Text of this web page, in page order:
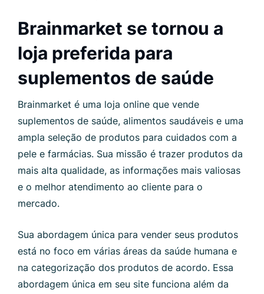
Brainmarket se tornou a
loja preferida para
suplementos de saúde
Brainmarket é uma loja online que vende
suplementos de saúde, alimentos saudáveis ​​e uma
ampla seleção de produtos para cuidados com a
pele e farmácias. Sua missão é trazer produtos da
mais alta qualidade, as informações mais valiosas
e o melhor atendimento ao cliente para o
mercado.
Sua abordagem única para vender seus produtos
está no foco em várias áreas da saúde humana e
na categorização dos produtos de acordo. Essa
abordagem única em seu site funciona além da